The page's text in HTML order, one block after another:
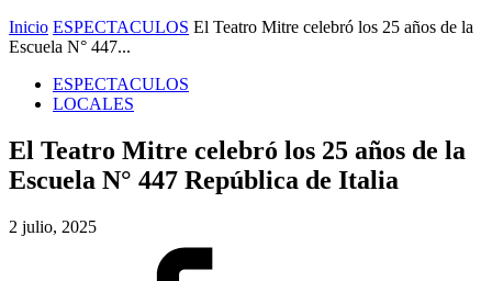
Inicio ESPECTACULOS El Teatro Mitre celebró los 25 años de la
Escuela N° 447...
ESPECTACULOS
LOCALES
El Teatro Mitre celebró los 25 años de la
Escuela N° 447 República de Italia
2 julio, 2025